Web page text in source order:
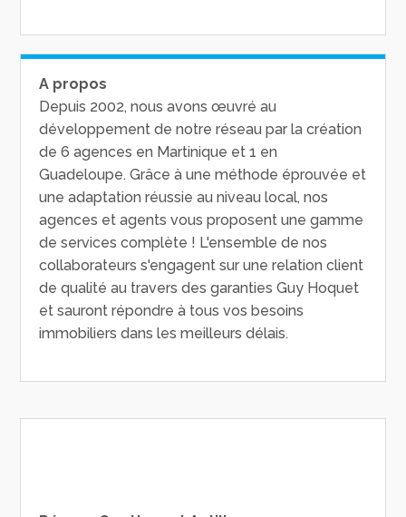
A propos
Depuis 2002, nous avons œuvré au
développement de notre réseau par la création
de 6 agences en Martinique et 1 en
Guadeloupe. Grâce à une méthode éprouvée et
une adaptation réussie au niveau local, nos
agences et agents vous proposent une gamme
de services complète ! L'ensemble de nos
collaborateurs s'engagent sur une relation client
de qualité au travers des garanties Guy Hoquet
et sauront répondre à tous vos besoins
immobiliers dans les meilleurs délais.